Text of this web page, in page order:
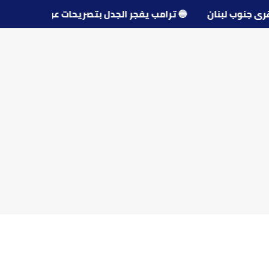
قرى جنوب لبنان 🔵ترامب يفجر الجدل بتصريحات عن